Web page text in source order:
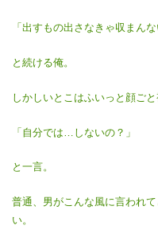
「出すもの出さなきゃ収まん
と続ける俺。
しかしいとこはふいっと顔ご
「自分では…しないの？」
と一言。
普通、男がこんな風に言われ
い。